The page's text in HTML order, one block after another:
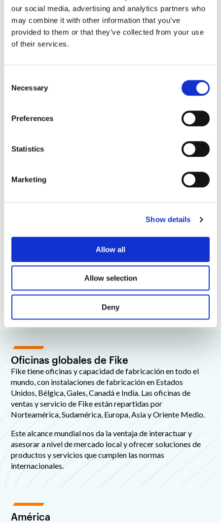
our social media, advertising and analytics partners who
may combine it with other information that you’ve
provided to them or that they’ve collected from your use
of their services.
Necessary
Preferences
Statistics
Marketing
Show details
Allow all
Allow selection
Deny
Subject/Request type
Terms and Conditions.
Oficinas globales de Fike
Fike tiene oficinas y capacidad de fabricación en todo el
mundo, con instalaciones de fabricación en Estados
Unidos, Bélgica, Gales, Canadá e India. Las oficinas de
ventas y servicio de Fike están repartidas por
Norteamérica, Sudamérica, Europa, Asia y Oriente Medio.
Este alcance mundial nos da la ventaja de interactuar y
asesorar a nivel de mercado local y ofrecer soluciones de
productos y servicios que cumplen las normas
internacionales.
América